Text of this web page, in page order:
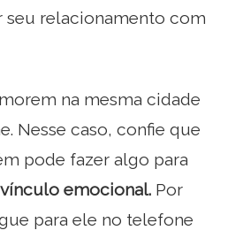
seu relacionamento com
na mesma cidade
Nesse caso, confie que
pode fazer algo para
emocional. Por
para ele no telefone